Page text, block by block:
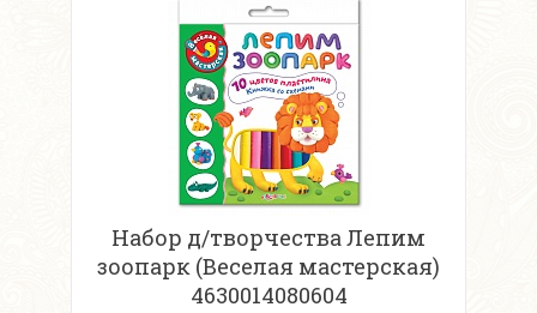
Набор д/творчества Лепим
зоопарк (Веселая мастерская)
4630014080604